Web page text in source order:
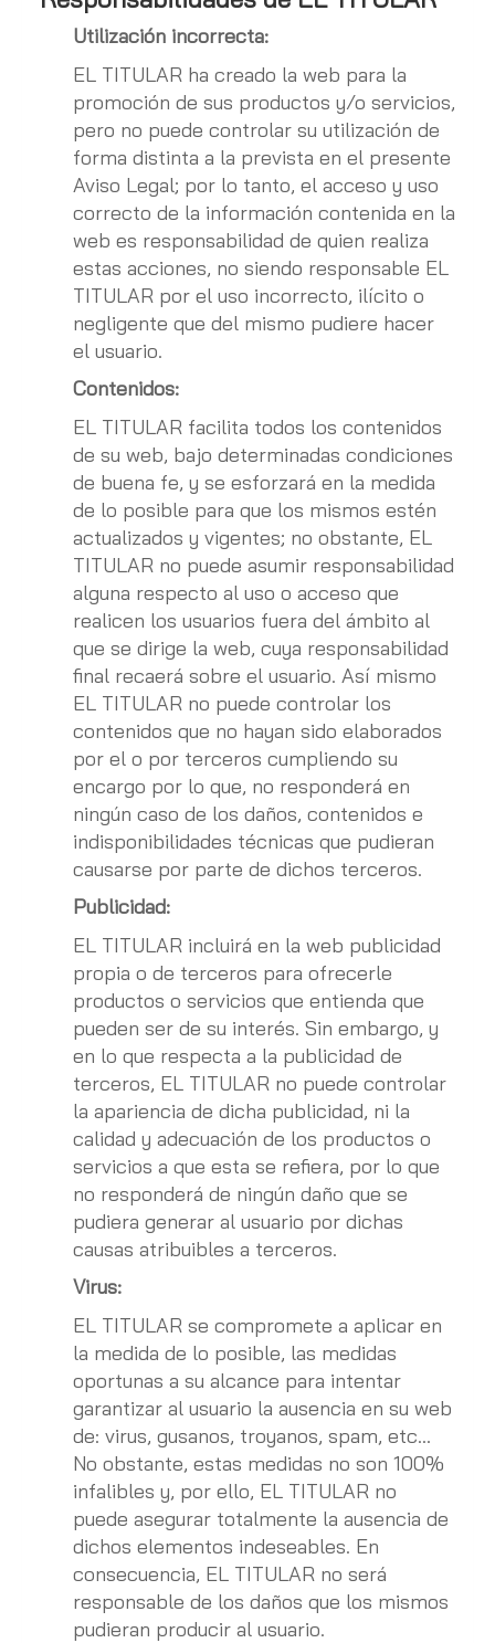
Utilización incorrecta:
EL TITULAR ha creado la web para la
promoción de sus productos y/o servicios,
pero no puede controlar su utilización de
forma distinta a la prevista en el presente
Aviso Legal; por lo tanto, el acceso y uso
correcto de la información contenida en la
web es responsabilidad de quien realiza
estas acciones, no siendo responsable EL
TITULAR por el uso incorrecto, ilícito o
negligente que del mismo pudiere hacer
el usuario.
Contenidos:
EL TITULAR facilita todos los contenidos
de su web, bajo determinadas condiciones
de buena fe, y se esforzará en la medida
de lo posible para que los mismos estén
actualizados y vigentes; no obstante, EL
TITULAR no puede asumir responsabilidad
alguna respecto al uso o acceso que
realicen los usuarios fuera del ámbito al
que se dirige la web, cuya responsabilidad
final recaerá sobre el usuario. Así mismo
EL TITULAR no puede controlar los
contenidos que no hayan sido elaborados
por el o por terceros cumpliendo su
encargo por lo que, no responderá en
ningún caso de los daños, contenidos e
indisponibilidades técnicas que pudieran
causarse por parte de dichos terceros.
Publicidad:
EL TITULAR incluirá en la web publicidad
propia o de terceros para ofrecerle
productos o servicios que entienda que
pueden ser de su interés. Sin embargo, y
en lo que respecta a la publicidad de
terceros, EL TITULAR no puede controlar
la apariencia de dicha publicidad, ni la
calidad y adecuación de los productos o
servicios a que esta se refiera, por lo que
no responderá de ningún daño que se
pudiera generar al usuario por dichas
causas atribuibles a terceros.
Virus:
EL TITULAR se compromete a aplicar en
la medida de lo posible, las medidas
oportunas a su alcance para intentar
garantizar al usuario la ausencia en su web
de: virus, gusanos, troyanos, spam, etc…
No obstante, estas medidas no son 100%
infalibles y, por ello, EL TITULAR no
puede asegurar totalmente la ausencia de
dichos elementos indeseables. En
consecuencia, EL TITULAR no será
responsable de los daños que los mismos
pudieran producir al usuario.